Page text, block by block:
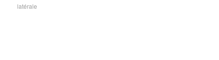
latérale